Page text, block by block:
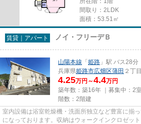
間取り：2LDK
面積：53.51㎡
賃貸｜アパート ノイ・フリーデＢ
山陽本線 「姫路 」駅 バス28
兵庫県姫路市広畑区蒲田 ２丁
4.25万円～4.4万円
築年数：築16年 ｜募集中： 2室
階数：2階建
室内設備は浴室乾燥機・洗面所独立など豊富に揃
になっております。収納はウォークインクロゼッ